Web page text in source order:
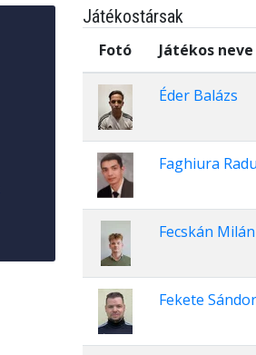
Játékostársak
Fotó Játékos neve
Éder Balázs
Faghiura Radu
Fecskán Milán
Fekete Sándor